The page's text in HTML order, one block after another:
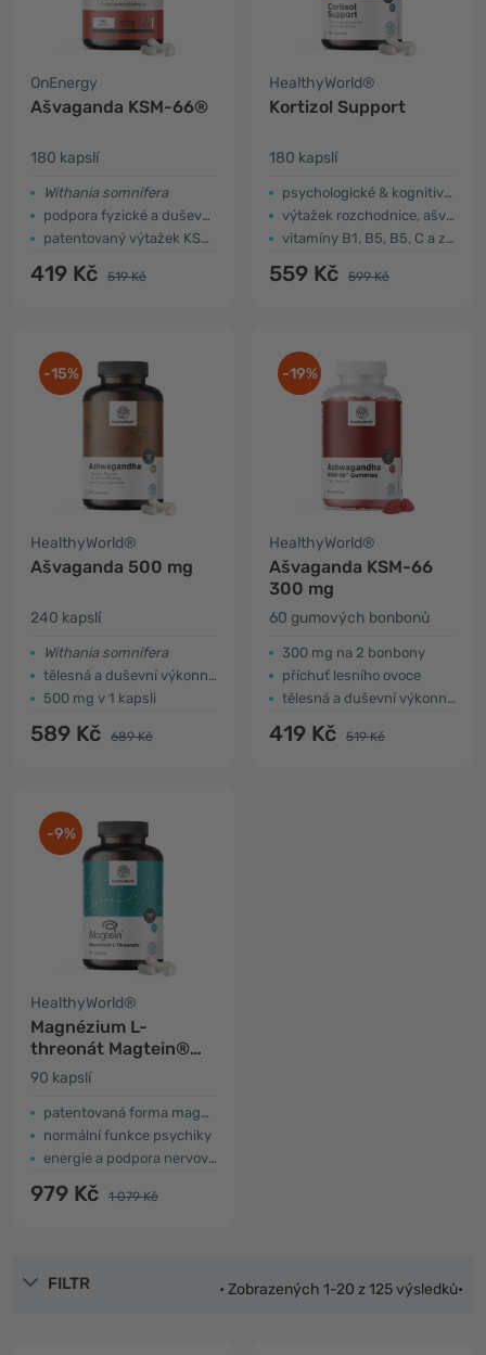
OnEnergy
Ašvaganda KSM-66®
180 kapslí
Withania somnifera
podpora fyzické a duševní výkonnosti
patentovaný výtažek KSM-66®
419 Kč 519 Kč
HealthyWorld®
Kortizol Support
180 kapslí
psychologické & kognitivní působení
výtažek rozchodnice, ašvagandy
vitamíny B1, B5, B5, C a zinek
559 Kč 599 Kč
-15%
HealthyWorld®
Ašvaganda 500 mg
240 kapslí
Withania somnifera
tělesná a duševní výkonnost
500 mg v 1 kapsli
589 Kč 689 Kč
-19%
HealthyWorld®
Ašvaganda KSM-66
300 mg
60 gumových bonbonů
300 mg na 2 bonbony
příchuť lesního ovoce
tělesná a duševní výkonnost
419 Kč 519 Kč
-9%
HealthyWorld®
Magnézium L-
threonát Magtein®
2000 mg
90 kapslí
patentovaná forma magnézia
normální funkce psychiky
energie a podpora nervové soustavy
979 Kč 1 079 Kč
FILTR • Zobrazených 1-20 z 125 výsledků•